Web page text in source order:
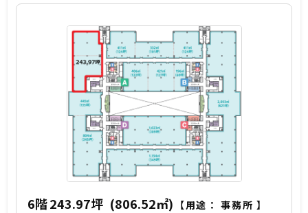
6階243.97坪 (806.52㎡) 【用途：事務所 】